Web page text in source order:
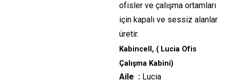
ofisler ve çalışma ortamları
için kapalı ve sessiz alanlar
üretir.
Kabincell, ( Lucia Ofis
Çalışma Kabini)
Aile : Lucia